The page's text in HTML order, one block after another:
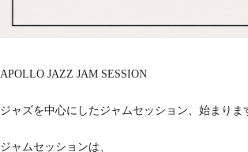
APOLLO JAZZ JAM SESSION
ジャズを中心にしたジャムセッション、始まりま
ジャムセッションは、